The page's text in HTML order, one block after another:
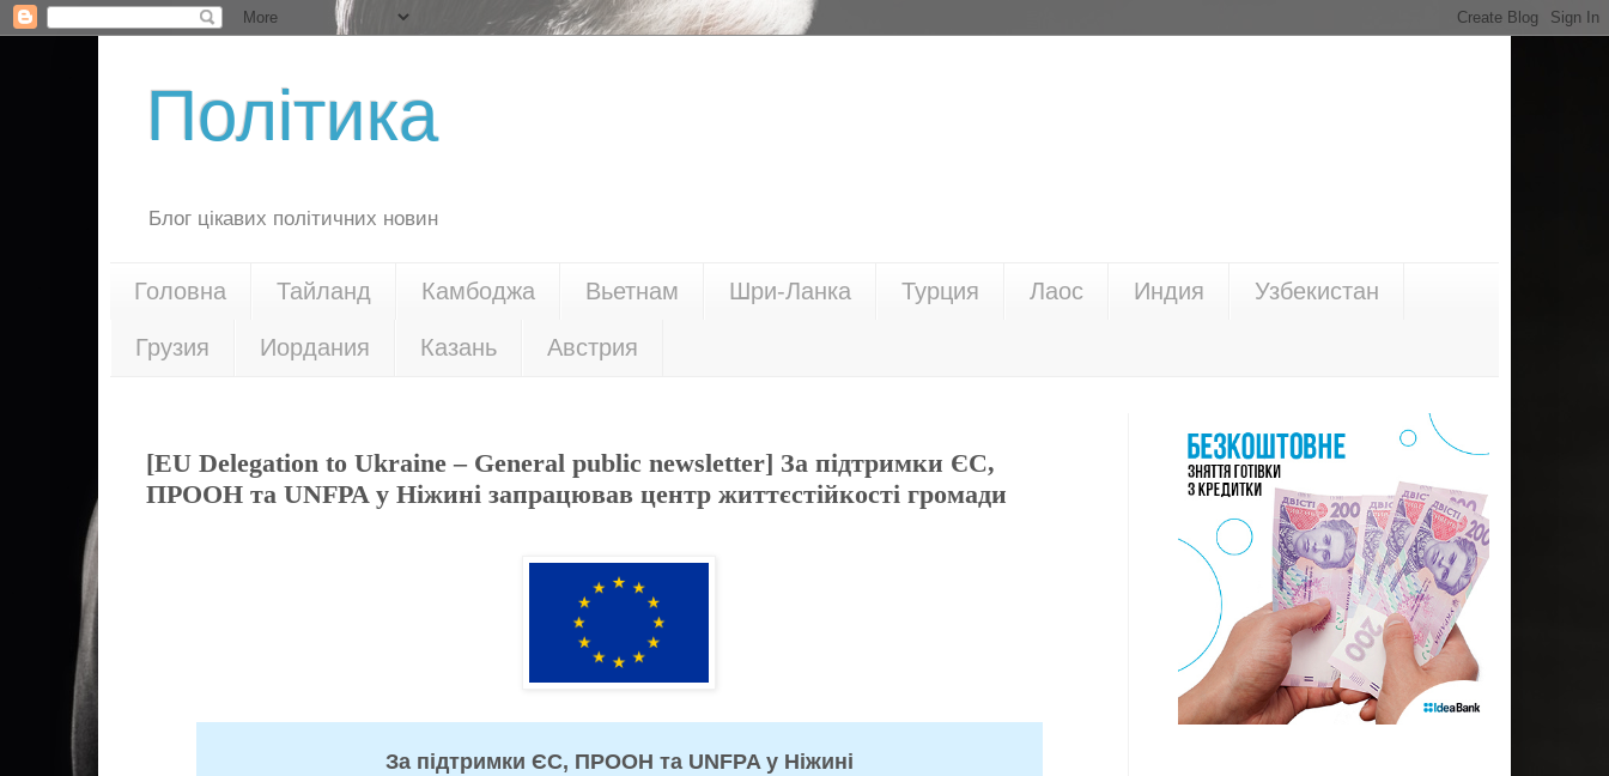
Політика
Блог цікавих політичних новин
Головна Тайланд Камбоджа Вьетнам Шри-Ланка Турция Лаос Индия Узбекистан
Грузия Иордания Казань Австрия
[EU Delegation to Ukraine – General public newsletter] За підтримки ЄС,
ПРООН та UNFPA у Ніжині запрацював центр життєстійкості громади
За підтримки ЄС, ПРООН та UNFPA у Ніжині